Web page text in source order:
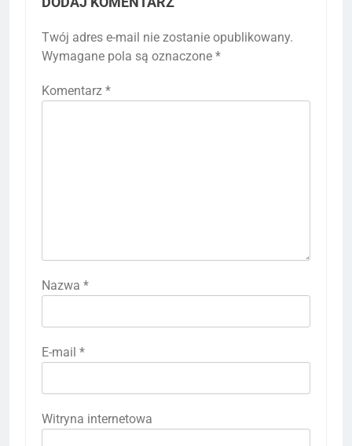
Twój adres e-mail nie zostanie opublikowany.
Wymagane pola są oznaczone *
Komentarz *
Nazwa *
E-mail *
Witryna internetowa